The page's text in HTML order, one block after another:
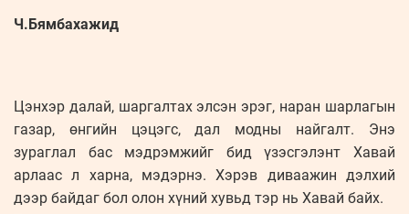
Ч.Бямбахажид
Цэнхэр далай, шаргалтах элсэн эрэг, наран шарлагын
газар, өнгийн цэцэгс, дал модны найгалт. Энэ
зураглал бас мэдрэмжийг бид үзэсгэлэнт Хавай
арлаас л харна, мэдэрнэ. Хэрэв диваажин дэлхий
дээр байдаг бол олон хүний хувьд тэр нь Хавай байх.